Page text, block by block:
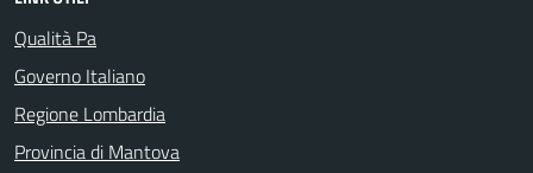
Qualità Pa
Governo Italiano
Regione Lombardia
Provincia di Mantova